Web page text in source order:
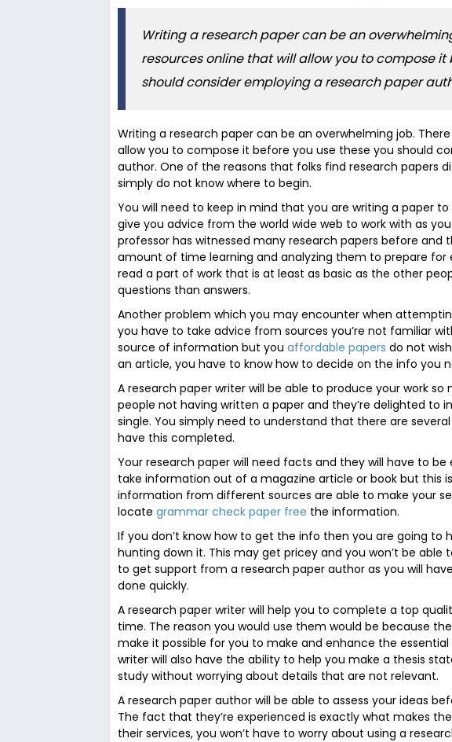
Writing a research paper can be an
resources online that will allow you to compose it
should consider employing a research paper
Writing a research paper can be an overwhelming job.
allow you to compose it before you use these you should
author. One of the reasons that folks find research papers
simply do not know where to begin.
You will need to keep in mind that you are writing a paper
give you advice from the world wide web to work with as
professor has witnessed many research papers before and
amount of time learning and analyzing them to prepare for
read a part of work that is at least as basic as the other
questions than answers.
Another problem which you may encounter when
you have to take advice from sources you’re not familiar
source of information but you affordable papers do not
an article, you have to know how to decide on the info you
A research paper writer will be able to produce your work
people not having written a paper and they’re delighted to
single. You simply need to understand that there are
have this completed.
Your research paper will need facts and they will have to
take information out of a magazine article or book but this
information from different sources are able to make your
locate grammar check paper free the information.
If you don’t know how to get the info then you are going
hunting down it. This may get pricey and you won’t be
to get support from a research paper author as you will
done quickly.
A research paper writer will help you to complete a top
time. The reason you would use them would be because
make it possible for you to make and enhance the
writer will also have the ability to help you make a thesis
study without worrying about details that are not relevant.
A research paper author will be able to assess your ideas
The fact that they’re experienced is exactly what makes
their services, you won’t have to worry about using a